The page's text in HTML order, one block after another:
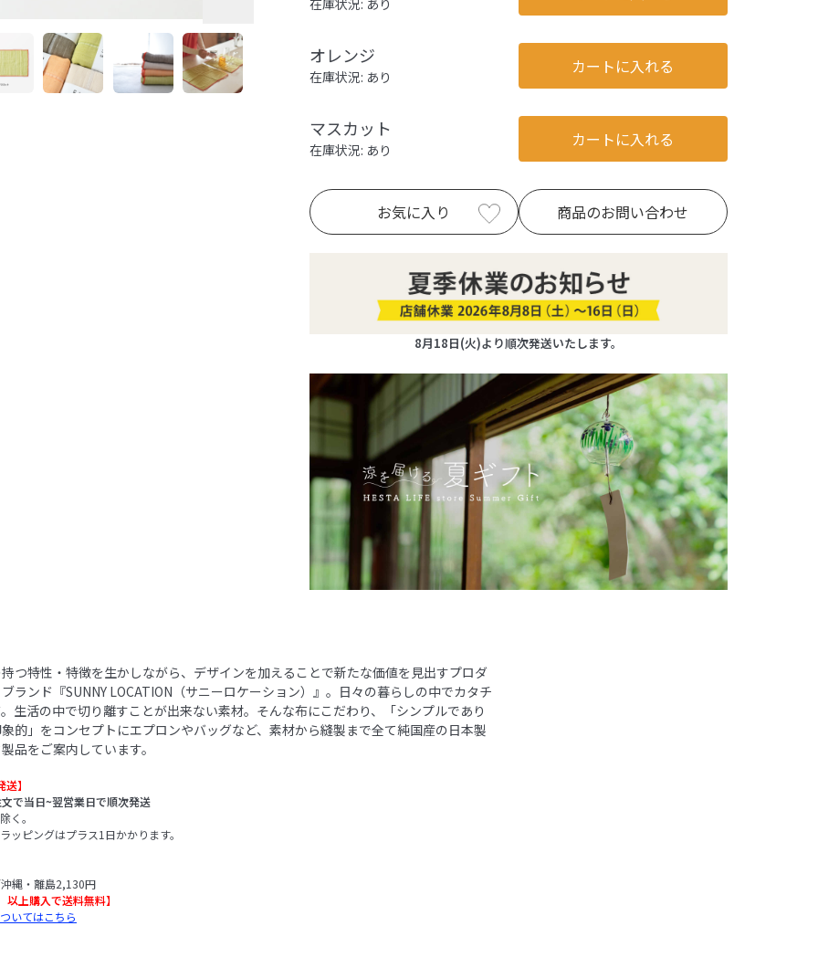
在庫状況: あり
オレンジ
在庫状況: あり カートに入れる
マスカット
在庫状況: あり カートに入れる
お気に入り 商品のお問い合わせ
8月18日(火)より順次発送いたします。
つ特性・特徴を生かしながら、デザインを加えることで新たな価値を見出すプロダ
ランド『SUNNY LOCATION（サニーロケーション）』。日々の暮らしの中でカタチ
生活の中で切り離すことが出来ない素材。そんな布にこだわり、「シンプルであり
的」をコンセプトにエプロンやバッグなど、素材から縫製まで全て純国産の日本製
品をご案内しています。
】
で当日~翌営業日で順次発送
く。
ッピングはプラス1日かかります。
縄・離島2,130円
上購入で送料無料】
いてはこちら